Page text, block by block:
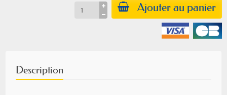
Ajouter au panier
Description